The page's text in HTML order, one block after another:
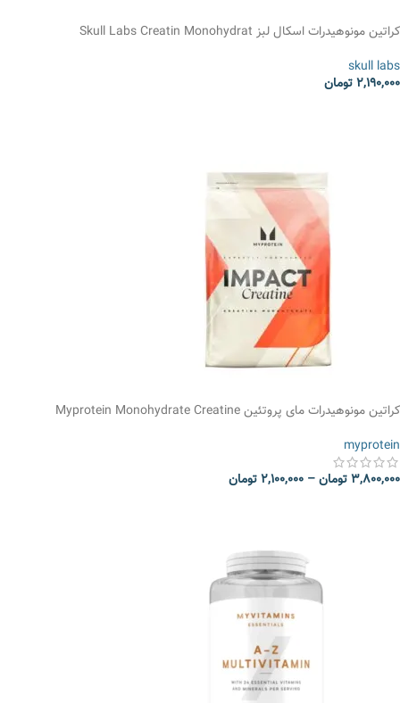
کراتین مونوهیدرات اسکال لبز Skull Labs Creatin Monohydrat
skull labs
2,190,000تومان
کراتین مونوهیدرات مای پروتئین Myprotein Monohydrate Creatine
myprotein
3,800,000تومان–
2,100,000تومان